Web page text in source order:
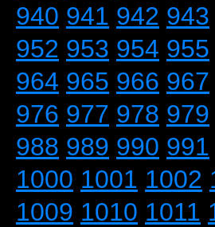
940 941 942 943
952 953 954 955
964 965 966 967
976 977 978 979
988 989 990 991
1000 1001 1002
1009 1010 1011